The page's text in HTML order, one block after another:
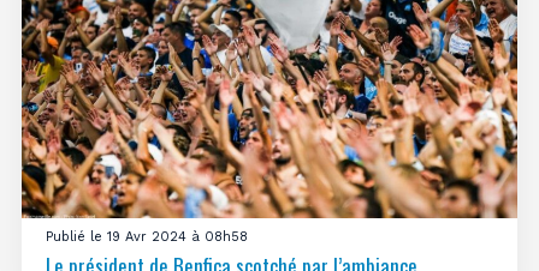
Publié le 19 Avr 2024 à 08h58